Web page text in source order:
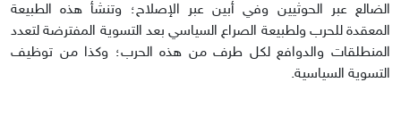
الضالع عبر الحوثيين وفي أبين عبر الإصلاح؛ وتنشأ هذه الطبيعة
المعقدة للحرب ولطبيعة الصراع السياسي بعد التسوية المفترضة لتعدد
المنطلقات والدوافع لكل طرف من هذه الحرب؛ وكذا من توظيف
التسوية السياسية.